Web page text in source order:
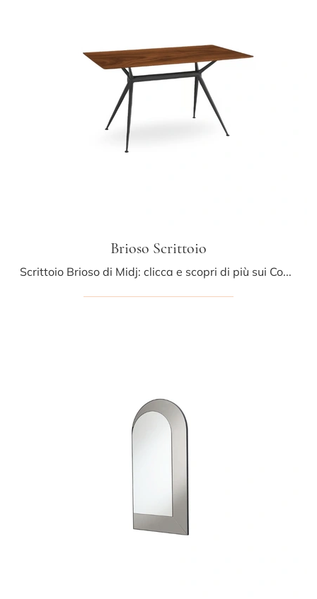
Brioso Scrittoio
Scrittoio Brioso di Midj: clicca e scopri di più sui Complementi e scrittoi moderni in legno del noto e rinomato marchio!